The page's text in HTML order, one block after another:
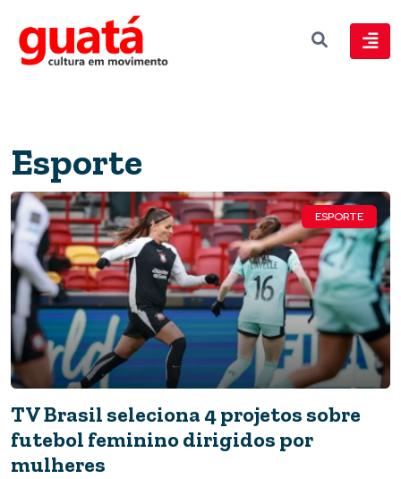
Esporte
ESPORTE
TV Brasil seleciona 4 projetos sobre
futebol feminino dirigidos por
mulheres